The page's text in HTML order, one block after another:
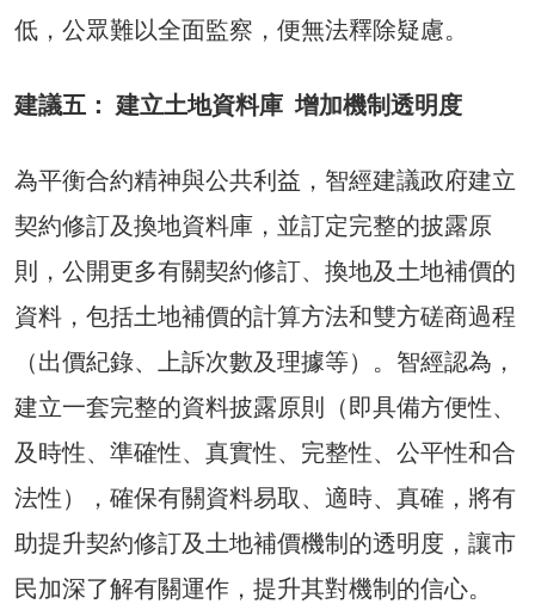
低，公眾難以全面監察，便無法釋除疑慮。
建議五： 建立土地資料庫 增加機制透明度
為平衡合約精神與公共利益，智經建議政府建立
契約修訂及換地資料庫，並訂定完整的披露原
則，公開更多有關契約修訂、換地及土地補價的
資料，包括土地補價的計算方法和雙方磋商過程
（出價紀錄、上訴次數及理據等）。智經認為，
建立一套完整的資料披露原則（即具備方便性、
及時性、準確性、真實性、完整性、公平性和合
法性），確保有關資料易取、適時、真確，將有
助提升契約修訂及土地補價機制的透明度，讓市
民加深了解有關運作，提升其對機制的信心。